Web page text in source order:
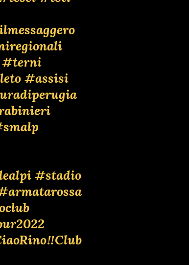
#terni
#assisi
#stadio